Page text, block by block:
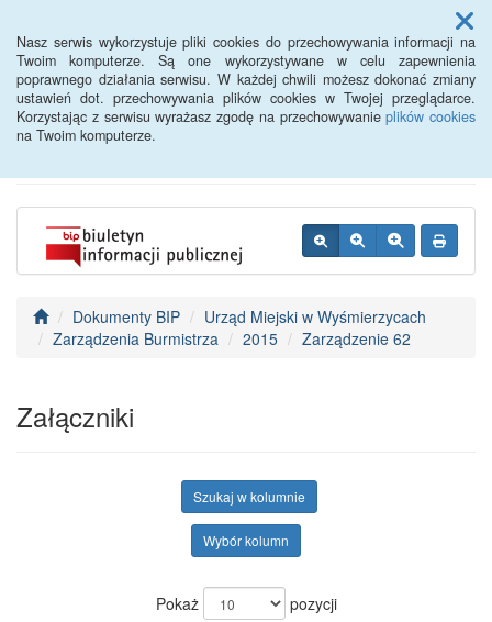
Nasz serwis wykorzystuje pliki cookies do przechowywania informacji na
Twoim komputerze. Są one wykorzystywane w celu zapewnienia
poprawnego działania serwisu. W każdej chwili możesz dokonać zmiany
ustawień dot. przechowywania plików cookies w Twojej przeglądarce.
Korzystając z serwisu wyrażasz zgodę na przechowywanieplików cookies
na Twoim komputerze.
Menu
BIP - Urząd Miejski
Wyśmierzyce
Dokumenty BIP
Urząd Miejski w Wyśmierzycach
Zarządzenia Burmistrza
2015 Zarządzenie 62
Załączniki
Szukaj w kolumnie
Wybór kolumn
Pokaż
pozycji